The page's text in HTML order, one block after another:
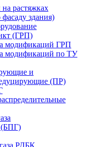
растяжках
здания)
(ГРП)
модификаций ГРП
модификаций по ТУ
и
(ПР)
(БПГ)
РДБК